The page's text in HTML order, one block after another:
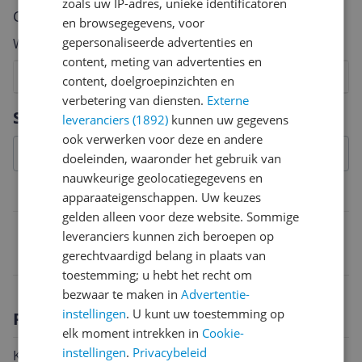
Specificaties
Belangrijkste kenmerken
0078914003011
Productomschrijving
Kenmerk: lijm. Kleur: blauw. Perforatie: nee. Dikte
Cijfer
Welk cijfer geef jij dit product?
7
6
5
4
3
2
Vraag 1 van 4
zoals uw IP-adres, unieke identificatoren
en browsegegevens, voor
gepersonaliseerde advertenties en
content, meting van advertenties en
content, doelgroepinzichten en
verbetering van diensten. Externe
leveranciers (1892) kunnen uw gegevens
ook verwerken voor deze en andere
doeleinden, waaronder het gebruik van
nauwkeurige geolocatiegegevens en
apparaateigenschappen. Uw keuzes
gelden alleen voor deze website. Sommige
leveranciers kunnen zich beroepen op
gerechtvaardigd belang in plaats van
toestemming; u hebt het recht om
bezwaar te maken inAdvertentie-
instellingen. U kunt uw toestemming op
elk moment intrekken in Cookie-
instellingen. Privacybeleid